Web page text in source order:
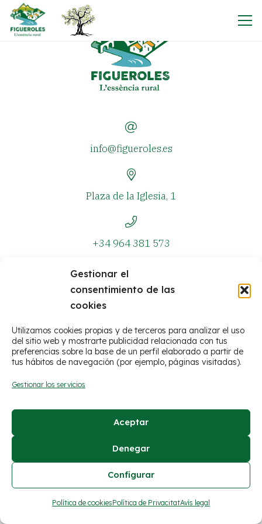
Gestionar el
consentimiento de las
cookies
Utilizamos cookies propias y de terceros para analizar el uso
del sitio web y mostrarte publicidad relacionada con tus
preferencias sobre la base de un perfil elaborado a partir de
tus hábitos de navegación (por ejemplo, páginas visitadas).
Gestionar los servicios
Aceptar
Denegar
Configurar
Política de cookiesPolítica de PrivacitatAvís legal
info@figueroles.es
Plaza de la Iglesia, 1
+34 964 381 573
Política de cookies
Declaración de privacidad